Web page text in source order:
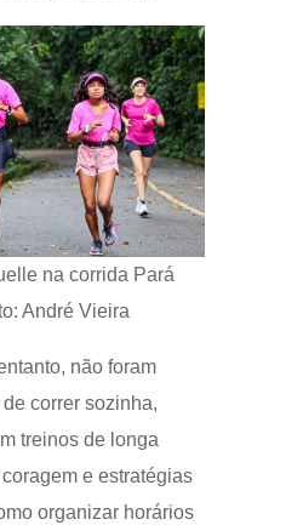
na corrida Pará
André Vieira
não foram
correr sozinha,
treinos de longa
e estratégias
organizar horários